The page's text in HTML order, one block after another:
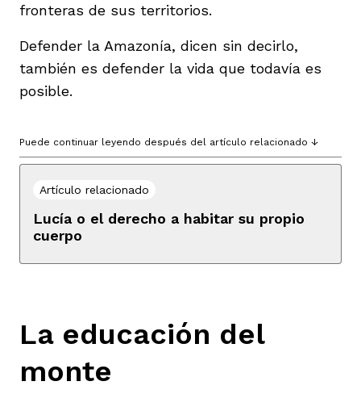
fronteras de sus territorios.
Defender la Amazonía, dicen sin decirlo,
también es defender la vida que todavía es
posible.
Puede continuar leyendo después del artículo relacionado ↓
Artículo relacionado
Lucía o el derecho a habitar su propio
cuerpo
La educación del
monte